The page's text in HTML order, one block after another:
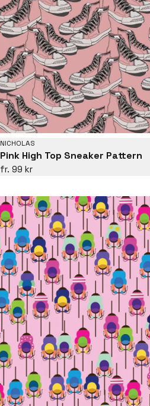
NICHOLAS
Pink High Top Sneaker Pattern
99 kr